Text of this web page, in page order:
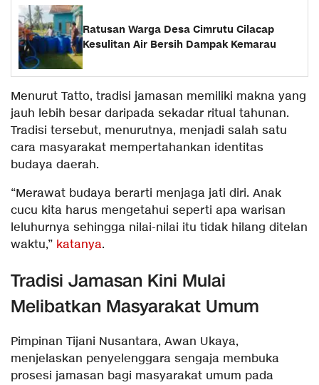
Ratusan Warga Desa Cimrutu Cilacap
Kesulitan Air Bersih Dampak Kemarau
Menurut Tatto, tradisi jamasan memiliki makna yang
jauh lebih besar daripada sekadar ritual tahunan.
Tradisi tersebut, menurutnya, menjadi salah satu
cara masyarakat mempertahankan identitas
budaya daerah.
“Merawat budaya berarti menjaga jati diri. Anak
cucu kita harus mengetahui seperti apa warisan
leluhurnya sehingga nilai-nilai itu tidak hilang ditelan
waktu,” katanya.
Tradisi Jamasan Kini Mulai
Melibatkan Masyarakat Umum
Pimpinan Tijani Nusantara, Awan Ukaya,
menjelaskan penyelenggara sengaja membuka
prosesi jamasan bagi masyarakat umum pada